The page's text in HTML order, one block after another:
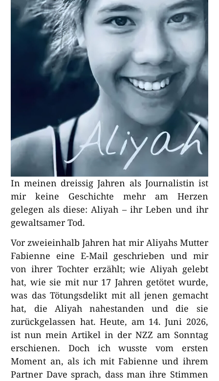
In meinen dreissig Jahren als Journalistin ist
mir keine Geschichte mehr am Herzen
gelegen als diese: Aliyah – ihr Leben und ihr
gewaltsamer Tod.
Vor zweieinhalb Jahren hat mir Aliyahs Mutter
Fabienne eine E-Mail geschrieben und mir
von ihrer Tochter erzählt; wie Aliyah gelebt
hat, wie sie mit nur 17 Jahren getötet wurde,
was das Tötungsdelikt mit all jenen gemacht
hat, die Aliyah nahestanden und die sie
zurückgelassen hat. Heute, am 14. Juni 2026,
ist nun mein Artikel in der NZZ am Sonntag
erschienen. Doch ich wusste vom ersten
Moment an, als ich mit Fabienne und ihrem
Partner Dave sprach, dass man ihre Stimmen